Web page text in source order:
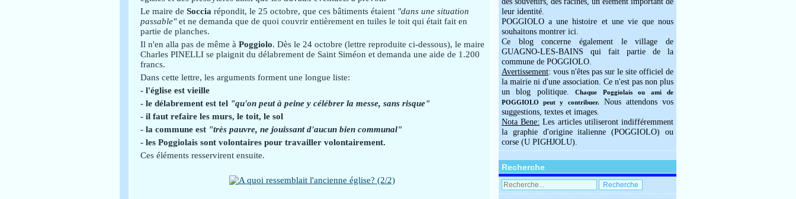
Le maire de Soccia répondit, le 25 octobre, que ces bâtiments étaient "dans une situation
passable"et ne demanda que de quoi couvrir entièrement en tuiles le toit qui était fait en
partie de planches.
Il n'en alla pas de même à Poggiolo. Dès le 24 octobre (lettre reproduite ci-dessous), le maire
Charles PINELLI se plaignit du délabrement de Saint Siméon et demanda une aide de 1.200
francs.
Dans cette lettre, les arguments forment une longue liste:
- l'église est vieille
- le délabrement est tel "qu'on peut à peine y célébrer la messe, sans risque"
- il faut refaire les murs, le toit, le sol
- la commune est "très pauvre, ne jouissant d'aucun bien communal"
- les Poggiolais sont volontaires pour travailler volontairement.
Ces éléments resservirent ensuite.
leur identité.
POGGIOLO a une histoire et une vie que nous
souhaitons montrer ici.
Ce blog concerne également le village de
GUAGNO-LES-BAINS qui fait partie de la
commune de POGGIOLO.
Avertissement: vous n'êtes pas sur le site officiel de
la mairie ni d'une association. Ce n'est pas non plus
un blog politique.Chaque Poggiolais ou ami de
POGGIOLO peut y contribuer.Nous attendons vos
suggestions, textes et images.
Nota Bene: Les articles utiliseront indifféremment
la graphie d'origine italienne (POGGIOLO) ou
corse (U PIGHJOLU).
Recherche